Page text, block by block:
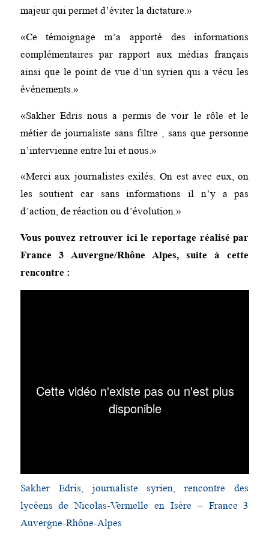
majeur qui permet d’éviter la dictature.»
«Ce témoignage m’a apporté des informations
complémentaires par rapport aux médias français
ainsi que le point de vue d’un syrien qui a vécu les
événements.»
«Sakher Edris nous a permis de voir le rôle et le
métier de journaliste sans filtre , sans que personne
n’intervienne entre lui et nous.»
«Merci aux journalistes exilés. On est avec eux, on
les soutient car sans informations il n’y a pas
d’action, de réaction ou d’évolution.»
Vous pouvez retrouver ici le reportage réalisé par
France 3 Auvergne/Rhône Alpes, suite à cette
rencontre :
Sakher Edris, journaliste syrien, rencontre des
lycéens de Nicolas-Vermelle en Isère – France 3
Auvergne-Rhône-Alpes